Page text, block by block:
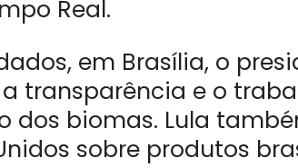
Real.
em Brasília, o
transparência e o
dos biomas. Lula
sobre produtos